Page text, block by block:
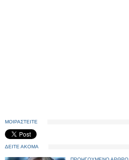
ΜΟΙΡΑΣΤΕΙΤΕ
ΔΕΙΤΕ ΑΚΟΜΑ